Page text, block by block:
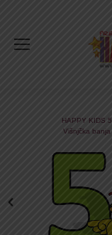
HAPPY KIDS 5
Višnjčka banja